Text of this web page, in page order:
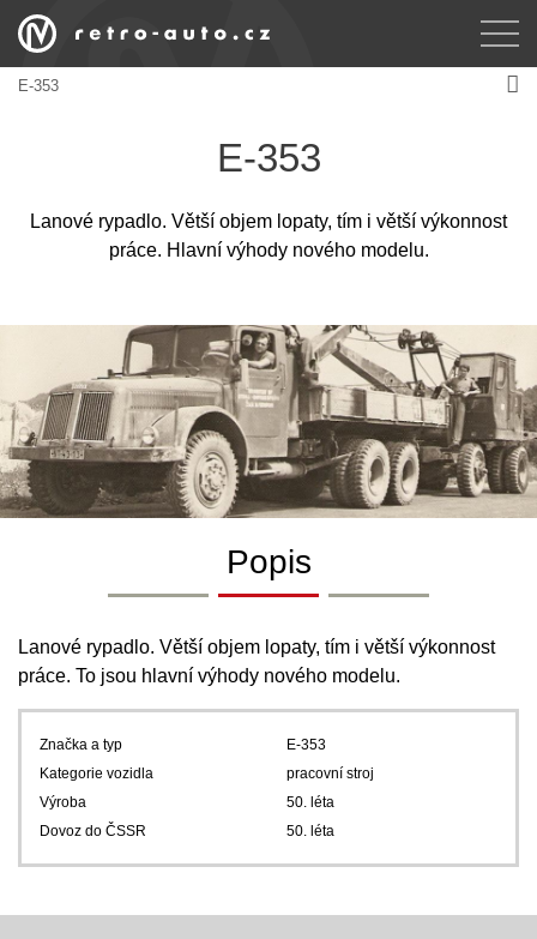
E-353
E-353
Lanové rypadlo. Větší objem lopaty, tím i větší výkonnost
práce. Hlavní výhody nového modelu.
Popis
Značka a typ
E-353
Kategorie vozidla
pracovní stroj
Výroba
50. léta
Dovoz do ČSSR
50. léta
Lanové rypadlo. Větší objem lopaty, tím i větší výkonnost
práce. To jsou hlavní výhody nového modelu.